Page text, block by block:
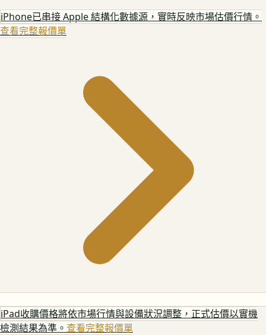
iPhone已串接 Apple 結構化數據源，實時反映市場估價行情。
查看完整報價單
iPad收購價格將依市場行情與設備狀況調整，正式估價以實機
檢測結果為準。 查看完整報價單